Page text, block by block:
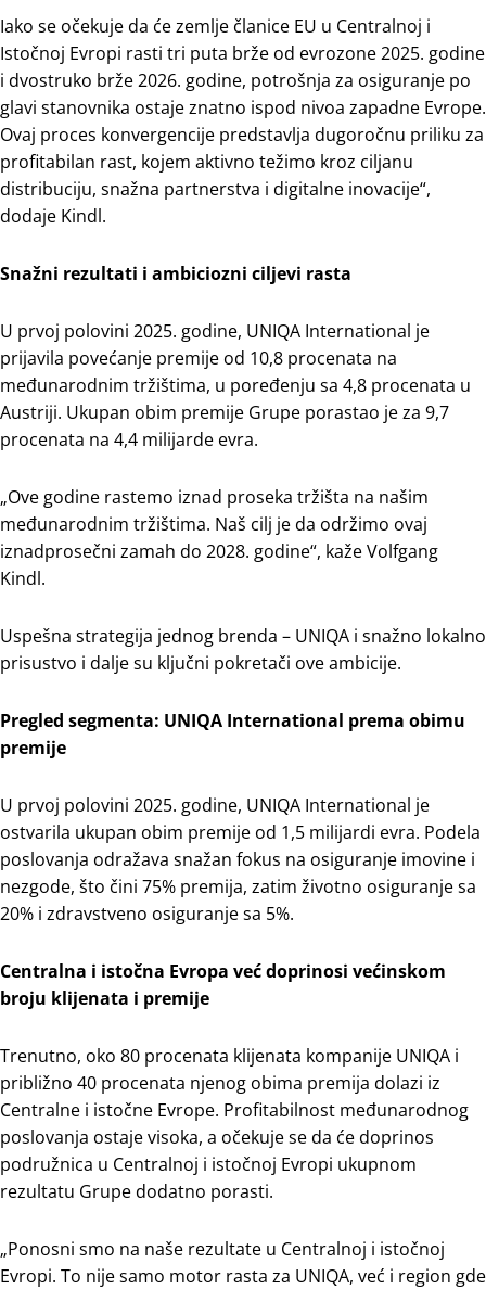
Iako se očekuje da će zemlje članice EU u Centralnoj i
Istočnoj Evropi rasti tri puta brže od evrozone 2025. godine
i dvostruko brže 2026. godine, potrošnja za osiguranje po
glavi stanovnika ostaje znatno ispod nivoa zapadne Evrope.
Ovaj proces konvergencije predstavlja dugoročnu priliku za
profitabilan rast, kojem aktivno težimo kroz ciljanu
distribuciju, snažna partnerstva i digitalne inovacije“,
dodaje Kindl.
Snažni rezultati i ambiciozni ciljevi rasta
U prvoj polovini 2025. godine, UNIQA International je
prijavila povećanje premije od 10,8 procenata na
međunarodnim tržištima, u poređenju sa 4,8 procenata u
Austriji. Ukupan obim premije Grupe porastao je za 9,7
procenata na 4,4 milijarde evra.
„Ove godine rastemo iznad proseka tržišta na našim
međunarodnim tržištima. Naš cilj je da održimo ovaj
iznadprosečni zamah do 2028. godine“, kaže Volfgang
Kindl.
Uspešna strategija jednog brenda – UNIQA i snažno lokalno
prisustvo i dalje su ključni pokretači ove ambicije.
Pregled segmenta: UNIQA International prema obimu
premije
U prvoj polovini 2025. godine, UNIQA International je
ostvarila ukupan obim premije od 1,5 milijardi evra. Podela
poslovanja odražava snažan fokus na osiguranje imovine i
nezgode, što čini 75% premija, zatim životno osiguranje sa
20% i zdravstveno osiguranje sa 5%.
Centralna i istočna Evropa već doprinosi većinskom
broju klijenata i premije
Trenutno, oko 80 procenata klijenata kompanije UNIQA i
približno 40 procenata njenog obima premija dolazi iz
Centralne i istočne Evrope. Profitabilnost međunarodnog
poslovanja ostaje visoka, a očekuje se da će doprinos
podružnica u Centralnoj i istočnoj Evropi ukupnom
rezultatu Grupe dodatno porasti.
„Ponosni smo na naše rezultate u Centralnoj i istočnoj
Evropi. To nije samo motor rasta za UNIQA, već i region gde